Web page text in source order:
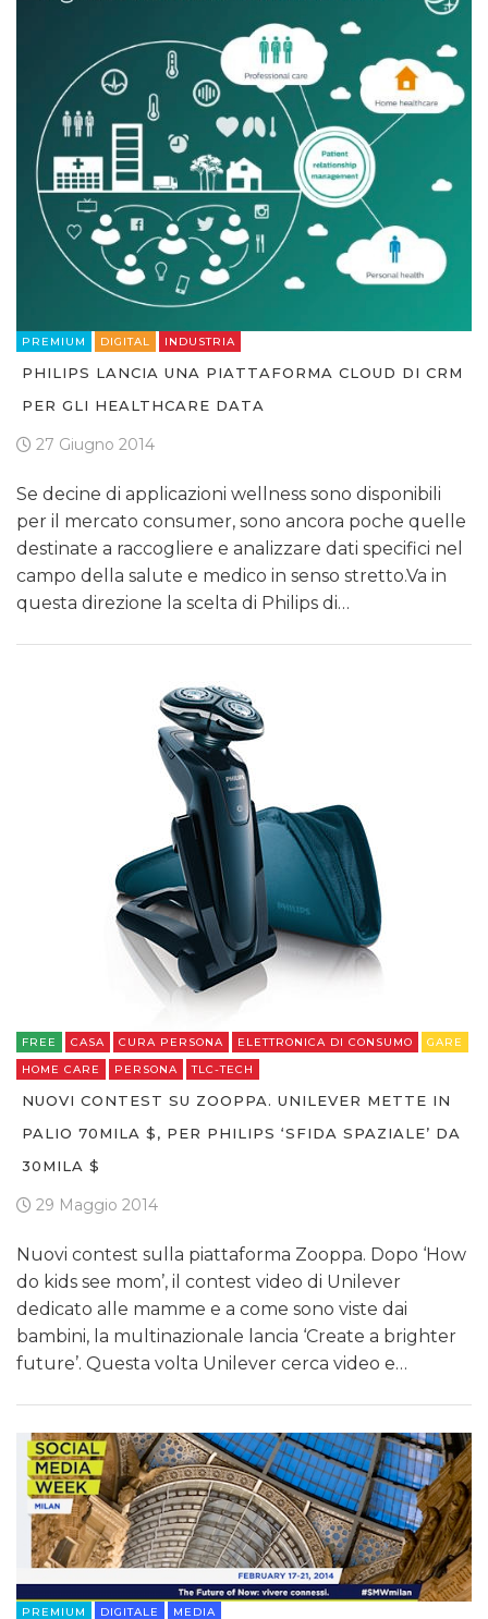
PREMIUM DIGITAL INDUSTRIA
PHILIPS LANCIA UNA PIATTAFORMA CLOUD DI CRM
PER GLI HEALTHCARE DATA
27 Giugno 2014
Se decine di applicazioni wellness sono disponibili
per il mercato consumer, sono ancora poche quelle
destinate a raccogliere e analizzare dati specifici nel
campo della salute e medico in senso stretto.Va in
questa direzione la scelta di Philips di…
FREE CASA CURA PERSONA ELETTRONICA DI CONSUMO
GARE
HOME CARE
PERSONA TLC-TECH
NUOVI CONTEST SU ZOOPPA. UNILEVER METTE IN
PALIO 70MILA $, PER PHILIPS ‘SFIDA SPAZIALE’ DA
30MILA $
29 Maggio 2014
Nuovi contest sulla piattaforma Zooppa. Dopo ‘How
do kids see mom’, il contest video di Unilever
dedicato alle mamme e a come sono viste dai
bambini, la multinazionale lancia ‘Create a brighter
future’. Questa volta Unilever cerca video e…
PREMIUM DIGITALE MEDIA